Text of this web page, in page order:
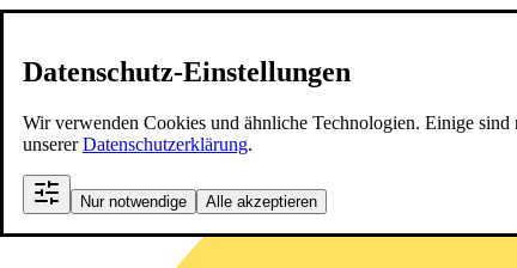
Datenschutz-Einstellungen
Wir verwenden Cookies und ähnliche Technologien. Einige
unsererDatenschutzerklärung.
Nur notwendige Alle akzeptieren